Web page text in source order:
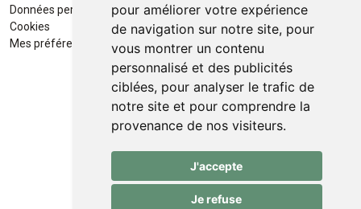
pour améliorer votre expérience
de navigation sur notre site, pour
vous montrer un contenu
personnalisé et des publicités
ciblées, pour analyser le trafic de
notre site et pour comprendre la
provenance de nos visiteurs.
J'accepte
Je refuse
Données personnelles
Cookies
Mes préférences Cookies
Retrait / Livraison
Retrait à la pharmacie en Click
Livraison cyclo-urbaines à Liège
avec :
Service professionnel et
écologique de livraisons rapides
et fiables.